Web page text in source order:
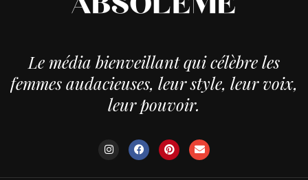
Le média bienveillant qui célèbre les
femmes audacieuses, leur style, leur voix,
leur pouvoir.